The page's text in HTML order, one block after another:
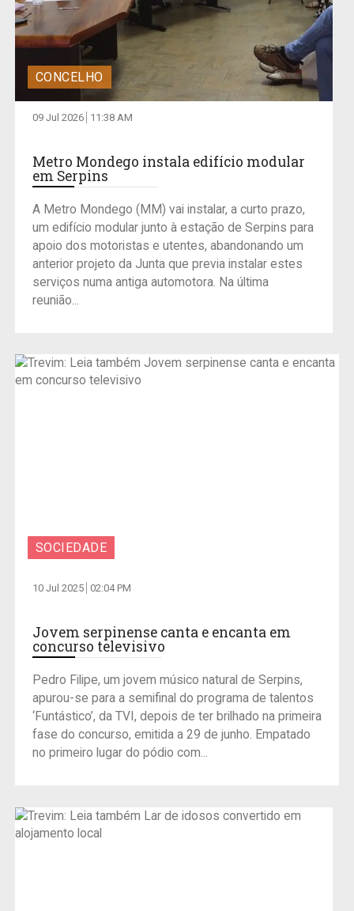
CONCELHO
09 Jul 2026 11:38 AM
Metro Mondego instala edifício modular
em Serpins
A Metro Mondego (MM) vai instalar, a curto prazo,
um edifício modular junto à estação de Serpins para
apoio dos motoristas e utentes, abandonando um
anterior projeto da Junta que previa instalar estes
serviços numa antiga automotora. Na última
reunião...
SOCIEDADE
10 Jul 2025 02:04 PM
Jovem serpinense canta e encanta em
concurso televisivo
Pedro Filipe, um jovem músico natural de Serpins,
apurou-se para a semifinal do programa de talentos
‘Funtástico’, da TVI, depois de ter brilhado na primeira
fase do concurso, emitida a 29 de junho. Empatado
no primeiro lugar do pódio com...